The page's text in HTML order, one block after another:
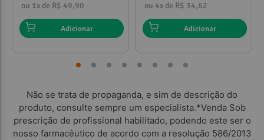
ou 1x de R$ 49,90
Adicionar
ou 4x de R$ 34,62
Adicionar
Não se trata de propaganda, e sim de descrição do
produto, consulte sempre um especialista.*Venda Sob
prescrição de profissional habilitado, podendo este ser o
nosso farmacêutico de acordo com a resolução 586/2013